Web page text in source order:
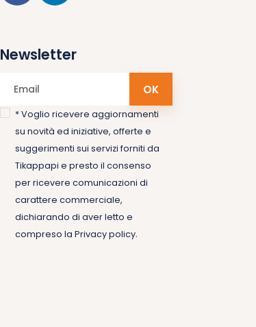
Newsletter
* Voglio ricevere aggiornamenti
su novità ed iniziative, offerte e
suggerimenti sui servizi forniti da
Tikappapi e presto il consenso
per ricevere comunicazioni di
carattere commerciale,
dichiarando di aver letto e
compreso la Privacy policy.